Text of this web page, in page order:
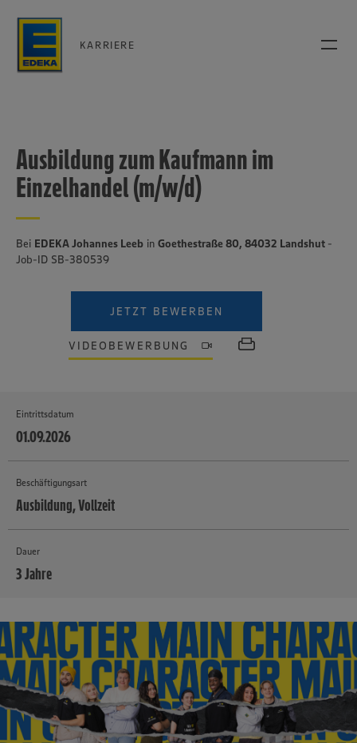
KARRIERE
Ausbildung zum Kaufmann im
Einzelhandel (m/w/d)
Bei EDEKA Johannes Leeb in Goethestraße 80, 84032 Landshut -
Job-ID SB-380539
JETZT BEWERBEN
VIDEOBEWERBUNG
Eintrittsdatum
01.09.2026
Beschäftigungsart
Ausbildung, Vollzeit
Dauer
3 Jahre